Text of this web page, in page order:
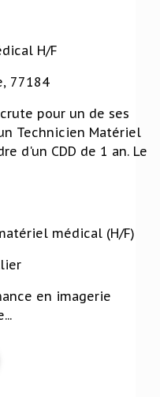
H/F
77184
pour un de ses
Technicien Matériel
d'un CDD de 1 an. Le
médical (H/F)
en imagerie